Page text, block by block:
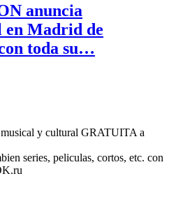
anuncia
en Madrid de
toda su…
y cultural GRATUITA a
series, peliculas, cortos, etc. con